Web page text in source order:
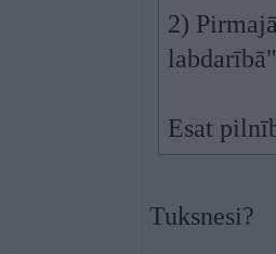
2)
Esat
Tuksnesi?